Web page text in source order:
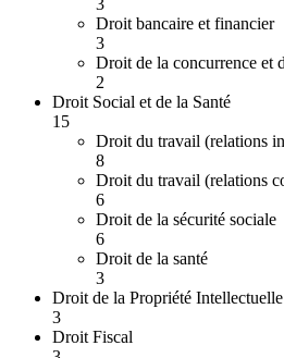
3
Droit bancaire et financier
3
Droit de la concurrence et
2
Droit Social et de la Santé
15
Droit du travail (relations
8
Droit du travail (relations
6
Droit de la sécurité sociale
6
Droit de la santé
3
Droit de la Propriété Intellectuelle
3
Droit Fiscal